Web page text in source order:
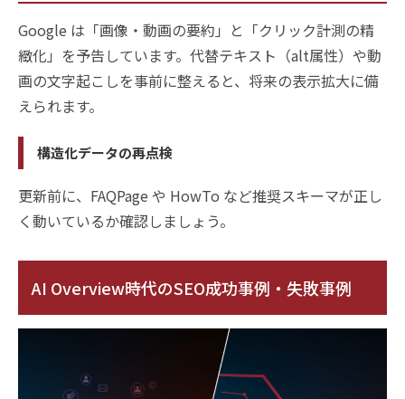
Google は「画像・動画の要約」と「クリック計測の精
緻化」を予告しています。代替テキスト（alt属性）や動
画の文字起こしを事前に整えると、将来の表示拡大に備
えられます。
構造化データの再点検
更新前に、FAQPage や HowTo など推奨スキーマが正し
く動いているか確認しましょう。
AI Overview時代のSEO成功事例・失敗事例